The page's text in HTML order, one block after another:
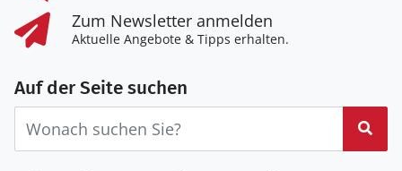
Zum Newsletter anmelden
Aktuelle Angebote & Tipps erhalten.
Auf der Seite suchen